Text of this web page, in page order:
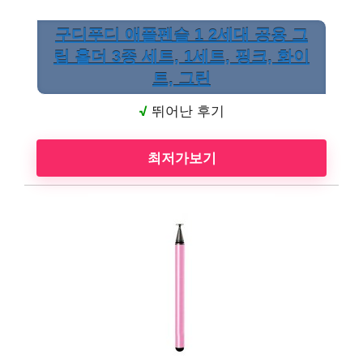
구디푸디 애플펜슬 1 2세대 공용 그
립 홀더 3종 세트, 1세트, 핑크, 화이
트, 그린
√ 뛰어난 후기
최저가보기